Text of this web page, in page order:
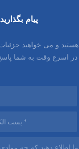
پیام بگذارید
و می خواهید
ما در اسرع وقت به شما